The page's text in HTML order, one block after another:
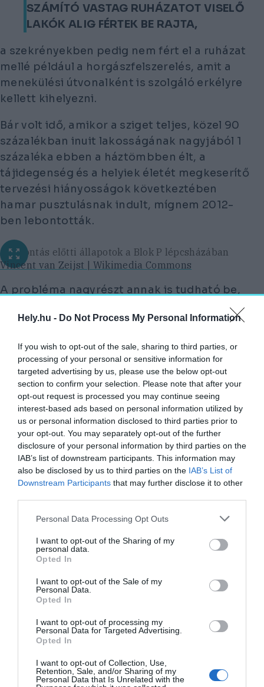
Hely.hu - Do Not Process My Personal Information
If you wish to opt-out of the sale, sharing to third parties, or
processing of your personal or sensitive information for
targeted advertising by us, please use the below opt-out
section to confirm your selection. Please note that after your
opt-out request is processed you may continue seeing
interest-based ads based on personal information utilized by
us or personal information disclosed to third parties prior to
your opt-out. You may separately opt-out of the further
disclosure of your personal information by third parties on the
IAB’s list of downstream participants. This information may
also be disclosed by us to third parties on the IAB’s List of
Downstream Participants that may further disclose it to other
Personal Data Processing Opt Outs
I want to opt-out of the Sharing of my
personal data.
Opted In
I want to opt-out of the Sale of my
Personal Data.
Opted In
I want to opt-out of processing my
Personal Data for Targeted Advertising.
Opted In
I want to opt-out of Collection, Use,
Retention, Sale, and/or Sharing of my
Personal Data that Is Unrelated with the
SZÁMÍTÓ VASTAG RUHÁZATOT VISELŐ
LAKÓK ALIG FÉRTEK BE RAJTA,
a szekrényekben pedig nem fért el a ruházat
mellé például a horgászfelszerelés, amit a
menekülési útvonalként is szolgáló erkélyre
kellett kihelyezni.
Bár volt idő, amikor a sziget teljes, közel 90
százalékban inuit lakosságának nagyjából 1
százaléka ebben a háztömbben élt, a
tájidegenség és a helyiek életét megkeserítő
tervezési hiányosságok következtében
hamar pusztulásnak indult, mígnem 2012-
ben lebontották.
A lebontás előtti állapotok a Blok P lépcsházában
Vincent van Zeijst | Wikimedia Commons
A probléma nagyrészt annak is tudható be,
építkezés reménytelenül költséges. Ugyan
boróka, berkenye és a nyír fajtákból, ezek
azonban a klimatikus viszonyok miatt sem
szerkezetükben, sem alakjukban nem
különösebben alkalmasak nagyobb méretű
építkezésre. Kutatók megállapították, hogy
már a szigeten a 10. századtól jelenlévő viking
telepesek is előszeretettel használtak partra
sodródott, illetve Észak-Amerikából
importált faanyagot épületeik és hajóik
kialakításánál.
A helyzet mára sem változott, így Grönland –
úgy a fa, mint a többi építőanyag esetében –
ki van szolgáltatva kereskedelmi
Dániának, és ezáltal a piaci viszonyoknak.
Grönlandon tehát – ha nem szeretne vagy tud
építkezni – jelenleg két módja van annak,
hogy az ember lakást vagy házat szerezzen. A